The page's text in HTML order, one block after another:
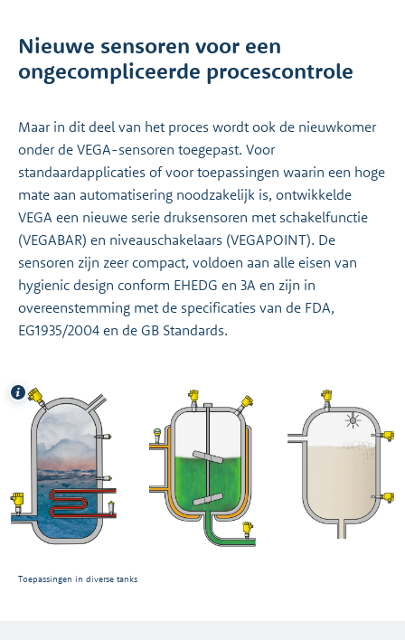
Nieuwe sensoren voor een
ongecompliceerde procescontrole
Maar in dit deel van het proces wordt ook de nieuwkomer
onder de VEGA-sensoren toegepast. Voor
standaardapplicaties of voor toepassingen waarin een hoge
mate aan automatisering noodzakelijk is, ontwikkelde
VEGA een nieuwe serie druksensoren met schakelfunctie
(VEGABAR) en niveauschakelaars (VEGAPOINT). De
sensoren zijn zeer compact, voldoen aan alle eisen van
hygienic design conform EHEDG en 3A en zijn in
overeenstemming met de specificaties van de FDA,
EG1935/2004 en de GB Standards.
Toepassingen in diverse tanks